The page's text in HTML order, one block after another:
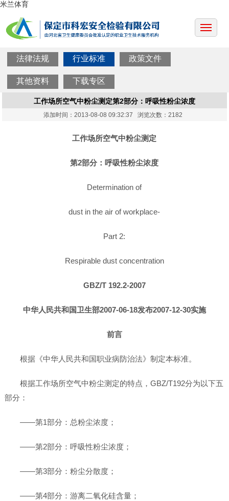
米兰体育
法律法规 行业标准 政策文件
其他资料 下载专区
工作场所空气中粉尘测定第2部分：呼吸性粉尘浓度
添加时间：2013-08-08 09:32:37 浏览次数：2182
工作场所空气中粉尘测定
第2部分：呼吸性粉尘浓度
Determination of
dust in the air of workplace-
Part 2:
Respirable dust concentration
GBZ/T 192.2-2007
中华人民共和国卫生部2007-06-18发布2007-12-30实施
前言
根据《中华人民共和国职业病防治法》制定本标准。
根据工作场所空气中粉尘测定的特点，GBZ/T192分为以下五
部分：
——第1部分：总粉尘浓度；
——第2部分：呼吸性粉尘浓度；
——第3部分：粉尘分散度；
——第4部分：游离二氧化硅含量；